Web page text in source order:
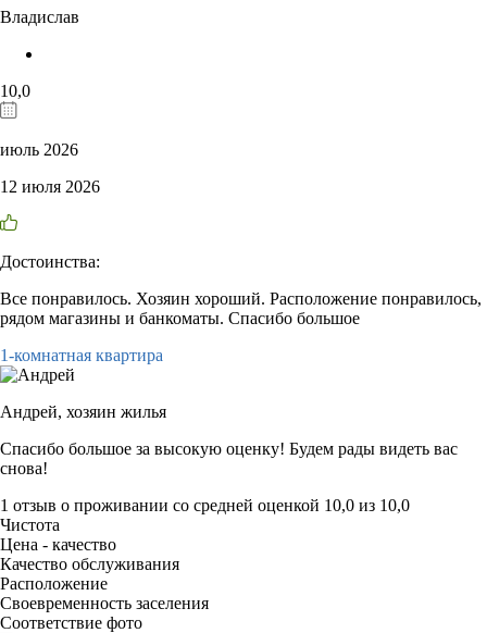
Владислав
10,0
июль 2026
12 июля 2026
Достоинства:
Все понравилось. Хозяин хороший. Расположение понравилось,
рядом магазины и банкоматы. Спасибо большое
1-комнатная квартира
Андрей, хозяин жилья
Спасибо большое за высокую оценку! Будем рады видеть вас
снова!
1 отзыв о проживании со средней оценкой 10,0 из 10,0
Чистота
Цена - качество
Качество обслуживания
Расположение
Своевременность заселения
Соответствие фото